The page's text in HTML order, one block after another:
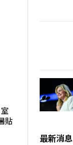
貼
最新消息